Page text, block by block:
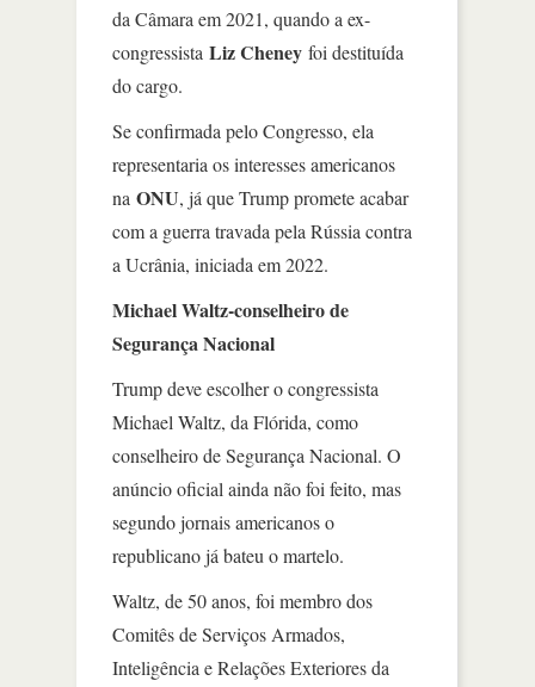
da Câmara em 2021, quando a ex-
congressista Liz Cheney foi destituída
do cargo.
Se confirmada pelo Congresso, ela
representaria os interesses americanos
na ONU, já que Trump promete acabar
com a guerra travada pela Rússia contra
a Ucrânia, iniciada em 2022.
Michael Waltz-conselheiro de
Segurança Nacional
Trump deve escolher o congressista
Michael Waltz, da Flórida, como
conselheiro de Segurança Nacional. O
anúncio oficial ainda não foi feito, mas
segundo jornais americanos o
republicano já bateu o martelo.
Waltz, de 50 anos, foi membro dos
Comitês de Serviços Armados,
Inteligência e Relações Exteriores da